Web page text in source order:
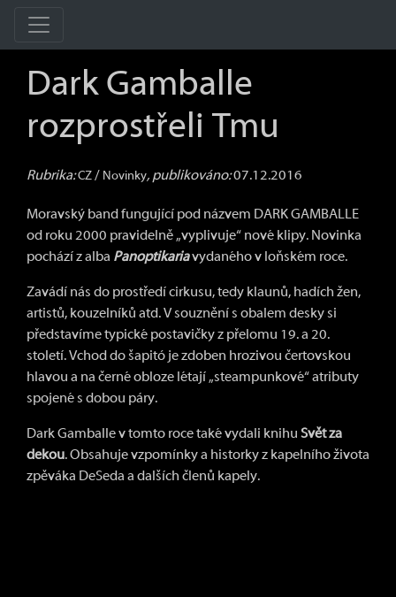
Dark Gamballe
rozprostřeli Tmu
Rubrika:CZ/ Novinky, publikováno:07.12.2016
Moravský band fungující pod názvem DARK GAMBALLE
od roku 2000 pravidelně „vyplivuje“ nové klipy. Novinka
pochází z alba Panoptikariavydaného v loňském roce.
Zavádí nás do prostředí cirkusu, tedy klaunů, hadích žen,
artistů, kouzelníků atd. V souznění s obalem desky si
představíme typické postavičky z přelomu 19. a 20.
století. Vchod do šapitó je zdoben hrozivou čertovskou
hlavou a na černé obloze létají „steampunkové“ atributy
spojené s dobou páry.
Dark Gamballe v tomto roce také vydali knihu Svět za
dekou. Obsahuje vzpomínky a historky z kapelního života
zpěváka DeSeda a dalších členů kapely.